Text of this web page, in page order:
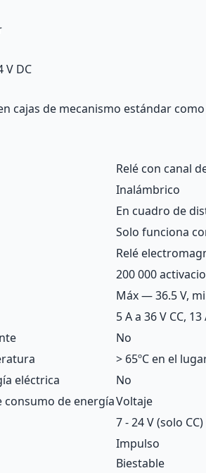
V DC
cajas de mecanismo estándar
Relé con canal
Inalámbrico
En cuadro de
Solo funciona
Relé
200 000
Máx — 36.5 V,
5 A a 36 V CC,
No
> 65ºC en el
eléctrica
No
de energíaVoltaje
7 - 24 V (solo CC)
Impulso
Biestable